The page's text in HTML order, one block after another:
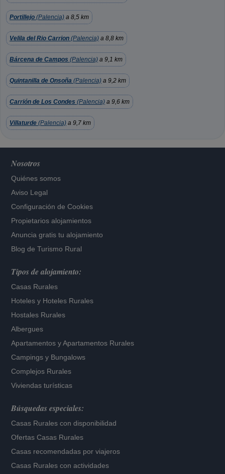
Portillejo (Palencia) a 8,5 km
Velila del Rio Carrion (Palencia) a 8,8 km
Bárcena de Campos (Palencia) a 9,1 km
Quintanilla de Onsoña (Palencia) a 9,2 km
Carrión de Los Condes (Palencia) a 9,6 km
Villaturde (Palencia) a 9,7 km
Nosotros
Quiénes somos
Aviso Legal
Configuración de Cookies
Propietarios alojamientos
Anuncia gratis tu alojamiento
Blog de Turismo Rural
Tipos de alojamiento:
Casas Rurales
Hoteles y Hoteles Rurales
Hostales Rurales
Albergues
Apartamentos yApartamentos Rurales
Campings y Bungalows
Complejos Rurales
Viviendas turísticas
Búsquedas especiales:
Casas Rurales con disponibilidad
Ofertas Casas Rurales
Casas recomendadas por viajeros
Casas Rurales con actividades